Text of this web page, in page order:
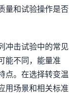
量和试验操作是否
冲击试验中的常见
能不同，能量准
点。在选择转变温
用场景和相关标准